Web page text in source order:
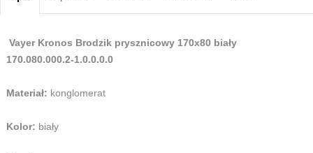
Vayer Kronos Brodzik prysznicowy 170x80 biały
170.080.000.2-1.0.0.0.0
Materiał: konglomerat
Kolor: biały